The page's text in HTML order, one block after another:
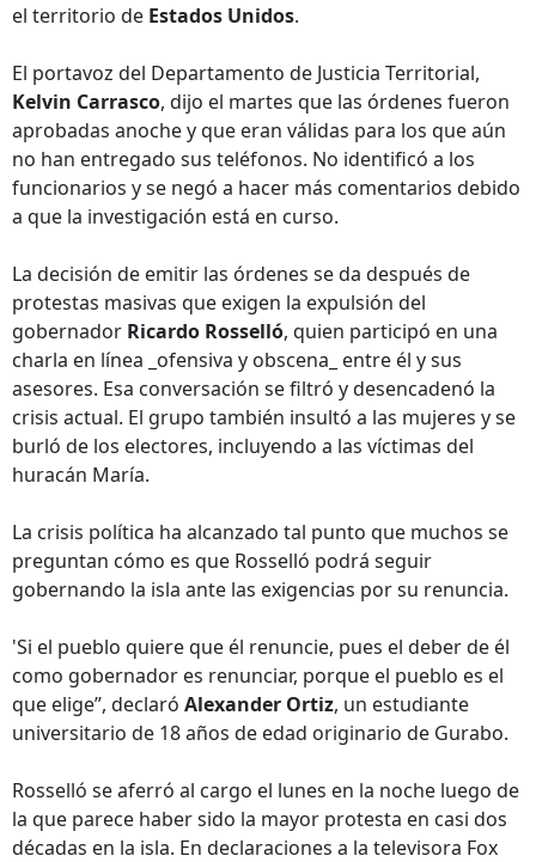
el territorio de Estados Unidos.
El portavoz del Departamento de Justicia Territorial,
Kelvin Carrasco, dijo el martes que las órdenes fueron
aprobadas anoche y que eran válidas para los que aún
no han entregado sus teléfonos. No identificó a los
funcionarios y se negó a hacer más comentarios debido
a que la investigación está en curso.
La decisión de emitir las órdenes se da después de
protestas masivas que exigen la expulsión del
gobernador Ricardo Rosselló, quien participó en una
charla en línea _ofensiva y obscena_ entre él y sus
asesores. Esa conversación se filtró y desencadenó la
crisis actual. El grupo también insultó a las mujeres y se
burló de los electores, incluyendo a las víctimas del
huracán María.
La crisis política ha alcanzado tal punto que muchos se
preguntan cómo es que Rosselló podrá seguir
gobernando la isla ante las exigencias por su renuncia.
'Si el pueblo quiere que él renuncie, pues el deber de él
como gobernador es renunciar, porque el pueblo es el
que elige”, declaró Alexander Ortiz, un estudiante
universitario de 18 años de edad originario de Gurabo.
Rosselló se aferró al cargo el lunes en la noche luego de
la que parece haber sido la mayor protesta en casi dos
décadas en la isla. En declaraciones a la televisora Fox